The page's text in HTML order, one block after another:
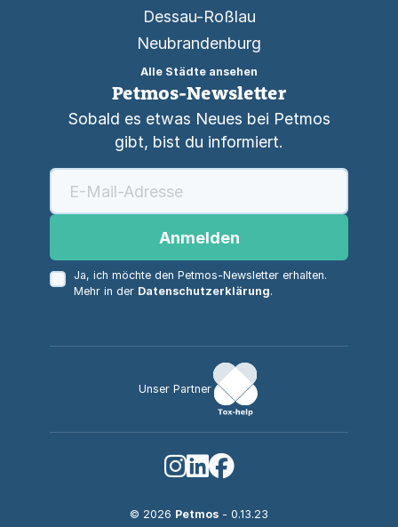
Dessau-Roßlau
Neubrandenburg
Alle Städte ansehen
Petmos-Newsletter
Sobald es etwas Neues bei Petmos
gibt, bist du informiert.
Anmelden
Ja, ich möchte den Petmos-Newsletter erhalten.
Mehr in der Datenschutzerklärung.
Unser Partner
© 2026 Petmos - 0.13.23